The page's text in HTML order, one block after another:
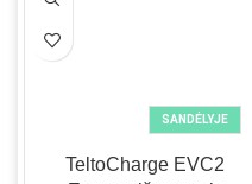
SANDĖLYJE
TeltoCharge EVC2